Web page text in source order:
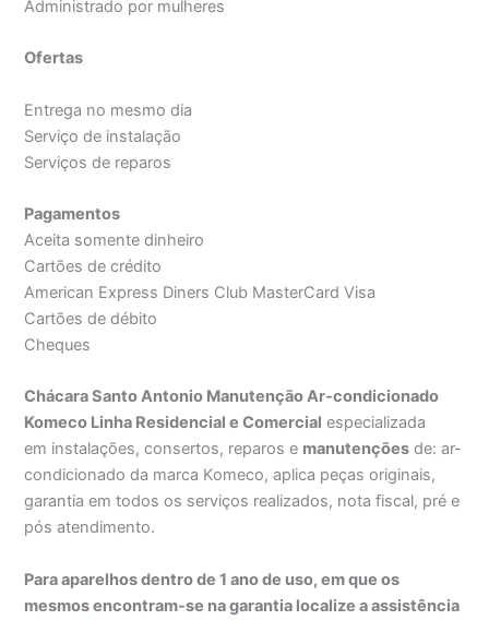
Administrado por mulheres
Ofertas
Entrega no mesmo dia
Serviço de instalação
Serviços de reparos
Pagamentos
Aceita somente dinheiro
Cartões de crédito
American Express Diners Club MasterCard Visa
Cartões de débito
Cheques
Chácara Santo Antonio Manutenção Ar-condicionado
Komeco Linha Residencial e Comercial especializada
em instalações, consertos, reparos e manutenções de: ar-
condicionado da marca Komeco, aplica peças originais,
garantia em todos os serviços realizados, nota fiscal, pré e
pós atendimento.
Para aparelhos dentro de 1 ano de uso, em que os
mesmos encontram-se na garantia localize a assistência